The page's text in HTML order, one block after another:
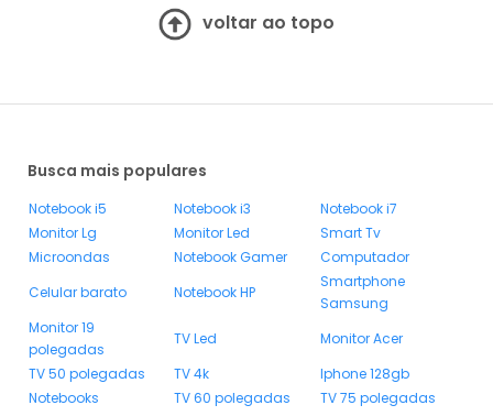
voltar ao topo
Busca mais populares
Notebook i5 Notebook i3
Notebook i7
Monitor Lg
Monitor Led
Smart Tv
Microondas
Notebook Gamer
Computador
Celular barato
Notebook HP
Smartphone
Samsung
Monitor 19
polegadas
TV Led
Monitor Acer
TV 50 polegadas
TV 4k
Iphone 128gb
Notebooks
TV 60 polegadas
TV 75 polegadas